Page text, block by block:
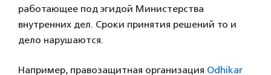
работающее под эгидой Министерства
внутренних дел. Сроки принятия решений то и
дело нарушаются.
Например, правозащитная организация Odhikar